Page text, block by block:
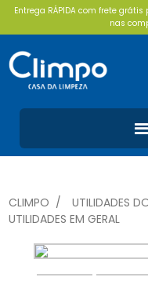
Entrega RÁPIDA com frete
nas
CLIMPO
UTILIDADES
UTILIDADES EM GERAL